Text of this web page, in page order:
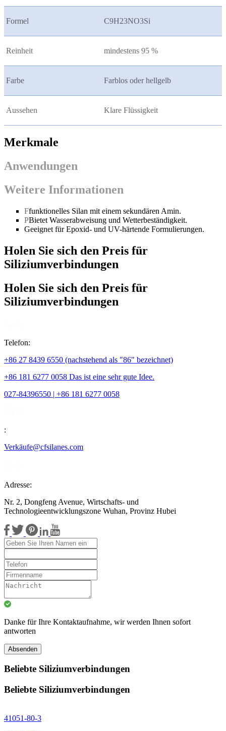
Formel C9H23NO3Si
Reinheit mindestens 95 %
Farbe Farblos oder hellgelb
Aussehen Klare Flüssigkeit
Merkmale
Anwendungen
Weitere Informationen
Ffunktionelles Silan mit einem sekundären Amin.
PBietet Wasserabweisung und Wetterbeständigkeit.
Geeignet für Epoxid- und UV-härtende Formulierungen.
Holen Sie sich den Preis für
Siliziumverbindungen
Holen Sie sich den Preis für
Siliziumverbindungen
Telefon:
+86 27 8439 6550 (nachstehend als "86" bezeichnet)
+86 181 6277 0058 Das ist eine sehr gute Idee.
027-84396550 | +86 181 6277 0058
:
Verkäufe@cfsilanes.com
Adresse:
Nr. 2, Dongfeng Avenue, Wirtschafts- und
Technologieentwicklungszone Wuhan, Provinz Hubei
Danke für Ihre Kontaktaufnahme, wir werden Ihnen sofort
antworten
Absenden
Beliebte Siliziumverbindungen
Beliebte Siliziumverbindungen
41051-80-3